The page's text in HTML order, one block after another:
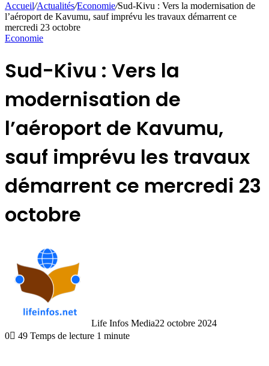
Accueil/Actualités/Economie/Sud-Kivu : Vers la modernisation de
l’aéroport de Kavumu, sauf imprévu les travaux démarrent ce
mercredi 23 octobre
Economie
Sud-Kivu : Vers la
modernisation de
l’aéroport de Kavumu,
sauf imprévu les travaux
démarrent ce mercredi 23
octobre
Life Infos Media22 octobre 2024
0
49 Temps de lecture 1 minute